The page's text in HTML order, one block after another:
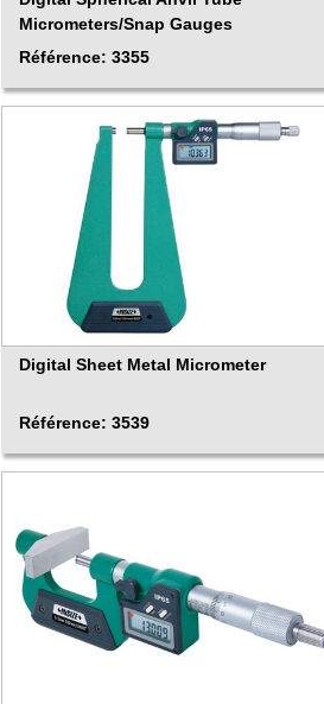
Micrometers/Snap Gauges
Référence: 3355
Digital Sheet Metal Micrometer
Référence: 3539